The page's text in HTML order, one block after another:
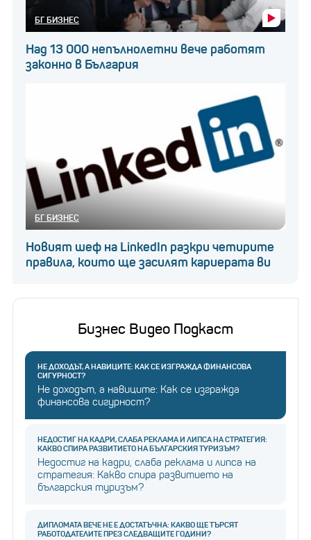
В какъв срок се кандидатства за
компенсации за детска градина?
Колко струват
ученическите раници у
нас и в наши съседки?
следващ месеца на подаване на заявлението
БГ БИЗНЕС
Над 13 000 непълнолетни вече работят
законно в България
БГ БИЗНЕС
Новият шеф на LinkedIn разкри четирите
правила, които ще засилят кариерата ви
Бизнес Видео Подкаст
НЕ ДОХОДЪТ, А НАВИЦИТЕ: КАК СЕ ИЗГРАЖДА ФИНАНСОВА
СИГУРНОСТ?
Не доходът, а навиците: Как се изгражда
финансова сигурност?
НЕДОСТИГ НА КАДРИ, СЛАБА РЕКЛАМА И ЛИПСА НА СТРАТЕГИЯ:
КАКВО СПИРА РАЗВИТИЕТО НА БЪЛГАРСКИЯ ТУРИЗЪМ?
Недостиг на кадри, слаба реклама и липса на
стратегия: Какво спира развитието на
българския туризъм?
ДИПЛОМАТА ВЕЧЕ НЕ Е ДОСТАТЪЧНА: КАКВО ЩЕ ТЪРСЯТ
РАБОТОДАТЕЛИТЕ ПРЕЗ СЛЕДВАЩИТЕ ГОДИНИ?